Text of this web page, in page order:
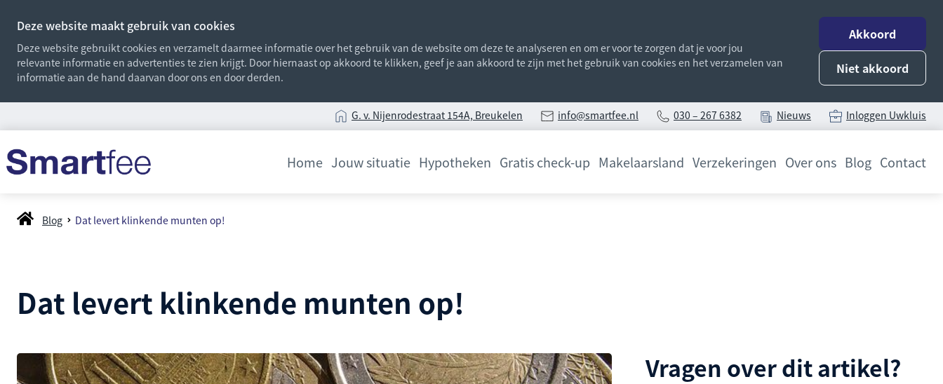
Deze website maakt gebruik van cookies
Deze website gebruikt cookies en verzamelt daarmee informatie over het gebruik van de website om deze te analyseren en om er voor te zorgen dat je voor jou
relevante informatie en advertenties te zien krijgt. Door hiernaast op akkoord te klikken, geef je aan akkoord te zijn met het gebruik van cookies en het verzamelen van
informatie aan de hand daarvan door ons en door derden.
Akkoord
Niet akkoord
G. v. Nijenrodestraat 154A, Breukelen info@smartfee.nl 030 – 267 6382 Nieuws Inloggen Uwkluis
Home Jouw situatie Hypotheken Gratis check-up Makelaarsland Verzekeringen Over ons Blog Contact
Blog Dat levert klinkende munten op!
Dat levert klinkende munten op!
Vragen over dit artikel?